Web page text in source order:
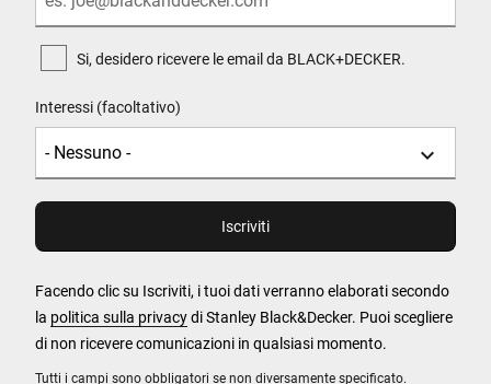
Tutti i campi sono obbligatori se non diversamente specificato.
Si, desidero ricevere le email da BLACK+DECKER.
Interessi (facoltativo)
Facendo clic su Iscriviti, i tuoi dati verranno elaborati secondo
la politica sulla privacydi Stanley Black&Decker. Puoi scegliere
di non ricevere comunicazioni in qualsiasi momento.